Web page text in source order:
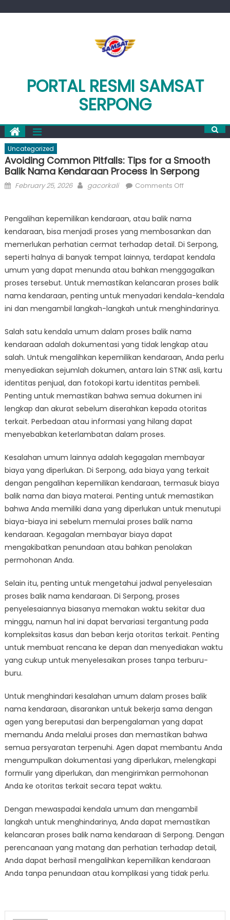
PORTAL RESMI SAMSAT
SERPONG
Uncategorized
Avoiding Common Pitfalls: Tips for a Smooth
Balik Nama Kendaraan Process in Serpong
Posted
February 25, 2026 Author
gacorkali Comments Offon
Pitfalls:
Tips
for
a
Smooth
Balik
Nama
Process
Pengalihan kepemilikan kendaraan, atau balik nama
kendaraan, bisa menjadi proses yang membosankan dan
memerlukan perhatian cermat terhadap detail. Di Serpong,
seperti halnya di banyak tempat lainnya, terdapat kendala
umum yang dapat menunda atau bahkan menggagalkan
proses tersebut. Untuk memastikan kelancaran proses balik
nama kendaraan, penting untuk menyadari kendala-kendala
ini dan mengambil langkah-langkah untuk menghindarinya.
Salah satu kendala umum dalam proses balik nama
kendaraan adalah dokumentasi yang tidak lengkap atau
salah. Untuk mengalihkan kepemilikan kendaraan, Anda perlu
menyediakan sejumlah dokumen, antara lain STNK asli, kartu
identitas penjual, dan fotokopi kartu identitas pembeli.
Penting untuk memastikan bahwa semua dokumen ini
lengkap dan akurat sebelum diserahkan kepada otoritas
terkait. Perbedaan atau informasi yang hilang dapat
menyebabkan keterlambatan dalam proses.
Kesalahan umum lainnya adalah kegagalan membayar
biaya yang diperlukan. Di Serpong, ada biaya yang terkait
dengan pengalihan kepemilikan kendaraan, termasuk biaya
balik nama dan biaya materai. Penting untuk memastikan
bahwa Anda memiliki dana yang diperlukan untuk menutupi
biaya-biaya ini sebelum memulai proses balik nama
kendaraan. Kegagalan membayar biaya dapat
mengakibatkan penundaan atau bahkan penolakan
permohonan Anda.
Selain itu, penting untuk mengetahui jadwal penyelesaian
proses balik nama kendaraan. Di Serpong, proses
penyelesaiannya biasanya memakan waktu sekitar dua
minggu, namun hal ini dapat bervariasi tergantung pada
kompleksitas kasus dan beban kerja otoritas terkait. Penting
untuk membuat rencana ke depan dan menyediakan waktu
yang cukup untuk menyelesaikan proses tanpa terburu-
buru.
Untuk menghindari kesalahan umum dalam proses balik
nama kendaraan, disarankan untuk bekerja sama dengan
agen yang bereputasi dan berpengalaman yang dapat
memandu Anda melalui proses dan memastikan bahwa
semua persyaratan terpenuhi. Agen dapat membantu Anda
mengumpulkan dokumentasi yang diperlukan, melengkapi
formulir yang diperlukan, dan mengirimkan permohonan
Anda ke otoritas terkait secara tepat waktu.
Dengan mewaspadai kendala umum dan mengambil
langkah untuk menghindarinya, Anda dapat memastikan
kelancaran proses balik nama kendaraan di Serpong. Dengan
perencanaan yang matang dan perhatian terhadap detail,
Anda dapat berhasil mengalihkan kepemilikan kendaraan
Anda tanpa penundaan atau komplikasi yang tidak perlu.